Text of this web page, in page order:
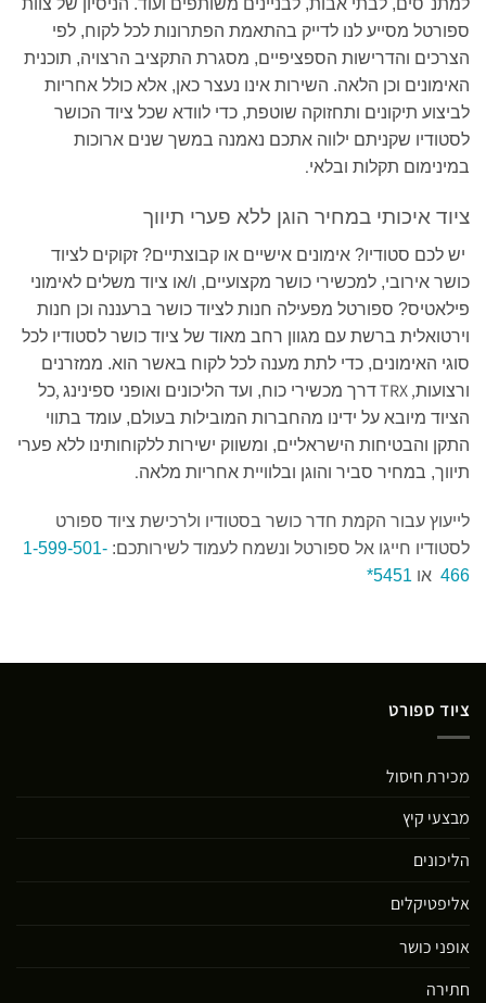
למתנ"סים, לבתי אבות, לבניינים משותפים ועוד. הניסיון של צוות
ספורטל מסייע לנו לדייק בהתאמת הפתרונות לכל לקוח, לפי
הצרכים והדרישות הספציפיים, מסגרת התקציב הרצויה, תוכנית
האימונים וכן הלאה. השירות אינו נעצר כאן, אלא כולל אחריות
לביצוע תיקונים ותחזוקה שוטפת, כדי לוודא שכל ציוד הכושר
לסטודיו שקניתם ילווה אתכם נאמנה במשך שנים ארוכות
במינימום תקלות ובלאי.
ציוד איכותי במחיר הוגן ללא פערי תיווך
יש לכם סטודיו? אימונים אישיים או קבוצתיים? זקוקים לציוד
כושר אירובי, למכשירי כושר מקצועיים, ו/או ציוד משלים לאימוני
פילאטיס? ספורטל מפעילה חנות לציוד כושר ברעננה וכן חנות
וירטואלית ברשת עם מגוון רחב מאוד של ציוד כושר לסטודיו לכל
סוגי האימונים, כדי לתת מענה לכל לקוח באשר הוא. ממזרנים
ורצועותTRX ,דרך מכשירי כוח, ועד הליכונים ואופני ספינינג ,כל
הציוד מיובא על ידינו מהחברות המובילות בעולם, עומד בתווי
התקן והבטיחות הישראליים, ומשווק ישירות ללקוחותינו ללא פערי
תיווך, במחיר סביר והוגן ובלוויית אחריות מלאה.
לייעוץ עבור הקמת חדר כושר בסטודיו ולרכישת ציוד ספורט
לסטודיו חייגו אל ספורטל ונשמח לעמוד לשירותכם: 1-599-501-
466 או 5451*
ציוד ספורט
מכירת חיסול
מבצעי קיץ
הליכונים
אליפטיקלים
אופני כושר
חתירה